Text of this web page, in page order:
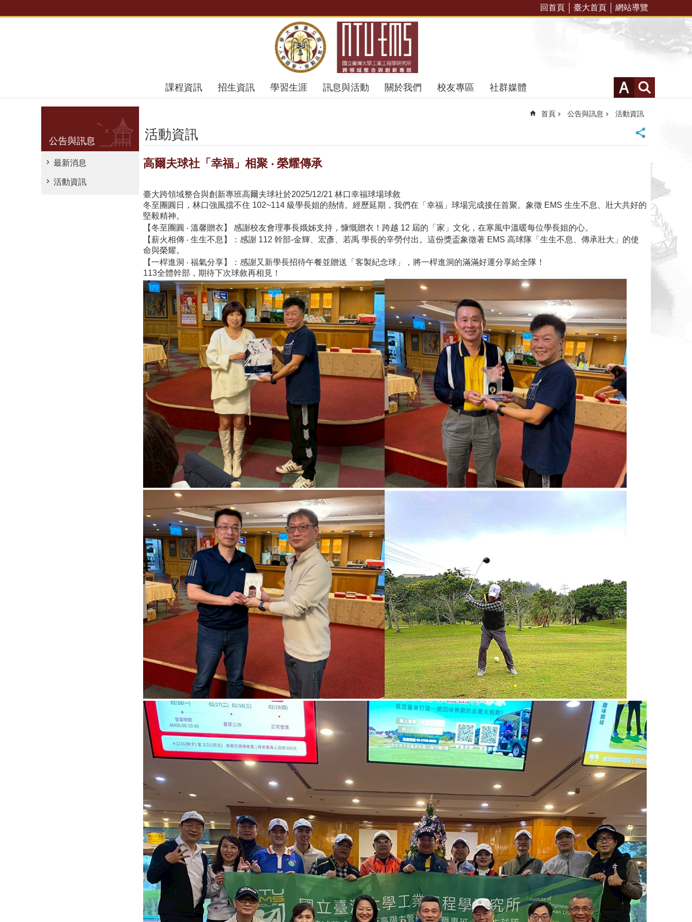
回首頁 臺大首頁 網站導覽
課程資訊 招生資訊 學習生涯 訊息與活動 關於我們 校友專區 社群媒體
公告與訊息
最新消息
活動資訊
首頁 公告與訊息 活動資訊
活動資訊
高爾夫球社「幸福」相聚 ‧ 榮耀傳承
臺大跨領域整合與創新專班高爾夫球社於2025/12/21 林口幸福球場球敘
冬至團圓日，林口強風擋不住 102~114 級學長姐的熱情。經歷延期，我們在「幸福」球場完成接任首聚。象徵 EMS 生生不息、壯大共好的
堅毅精神。
【冬至團圓 ‧ 溫馨贈衣】 感謝校友會理事長娥姊支持，慷慨贈衣！跨越 12 屆的「家」文化，在寒風中溫暖每位學長姐的心。
【薪火相傳 ‧ 生生不息】：感謝 112 幹部-金輝、宏彥、若禹 學長的辛勞付出。這份獎盃象徵著 EMS 高球隊「生生不息、傳承壯大」的使
命與榮耀。
【一桿進洞 ‧ 福氣分享】：感謝又新學長招待午餐並贈送「客製紀念球」，將一桿進洞的滿滿好運分享給全隊！
113全體幹部，期待下次球敘再相見！